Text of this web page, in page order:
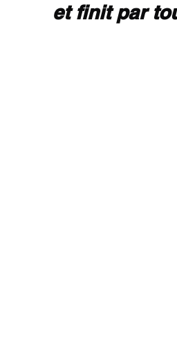
et finit par